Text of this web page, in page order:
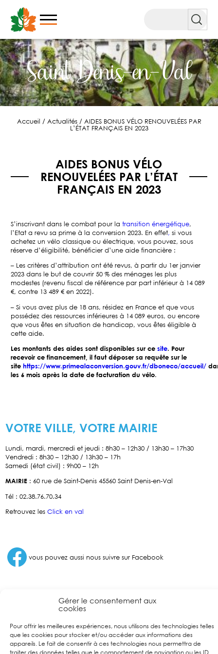
Gérer le consentement aux
cookies
Pour offrir les meilleures expériences, nous utilisons des technologies telles
que les cookies pour stocker et/ou accéder aux informations des
appareils. Le fait de consentir à ces technologies nous permettra de
traiter des données telles que le comportement de navigation ou les ID
contenu
Saint Denis-en-Val
Accueil / Actualités/ AIDES BONUS VÉLO RENOUVELÉES PAR
L’ÉTAT FRANÇAIS EN 2023
AIDES BONUS VÉLO
RENOUVELÉES PAR L’ÉTAT
FRANÇAIS EN 2023
S’inscrivant dans le combat pour latransition énergétique,
l’Etat a revu sa prime à la conversion 2023. En effet, si vous
achetez un vélo classique ou électrique, vous pouvez, sous
réserve d’éligibilité, bénéficier d’une aide financière :
– Les critères d’attribution ont été revus, à partir du 1er janvier
2023 dans le but de couvrir 50 % des ménages les plus
modestes (revenu fiscal de référence par part inférieur à 14 089
€, contre 13 489 € en 2022).
– Si vous avez plus de 18 ans, résidez en France et que vous
possédez des ressources inférieures à 14 089 euros, ou encore
que vous êtes en situation de handicap, vous êtes éligible à
cette aide.
Les montants des aides sont disponibles sur cesite. Pour
recevoir ce financement, il faut déposer sa requête sur le
sitehttps://www.primealaconversion.gouv.fr/dboneco/accueil/
les 6 mois après la date de facturation du vélo.
VOTRE VILLE, VOTRE MAIRIE
Lundi, mardi, mercredi et jeudi : 8h30 – 12h30 / 13h30 – 17h30
Vendredi : 8h30 – 12h30 / 13h30 – 17h
Samedi (état civil) : 9h00 – 12h
MAIRIE : 60 rue de Saint-Denis 45560 Saint Denis-en-Val
Tél : 02.38.76.70.34
Retrouvez les Click en val
Facebook vous pouvez aussi nous suivre sur Facebook